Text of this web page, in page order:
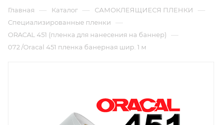
Главная — Каталог — САМОКЛЕЯЩИЕСЯ ПЛЕНКИ —
Специализированные пленки —
ORACAL 451 (пленка для нанесения на баннер) —
072 /Оracal 451 пленка банерная шир. 1 м